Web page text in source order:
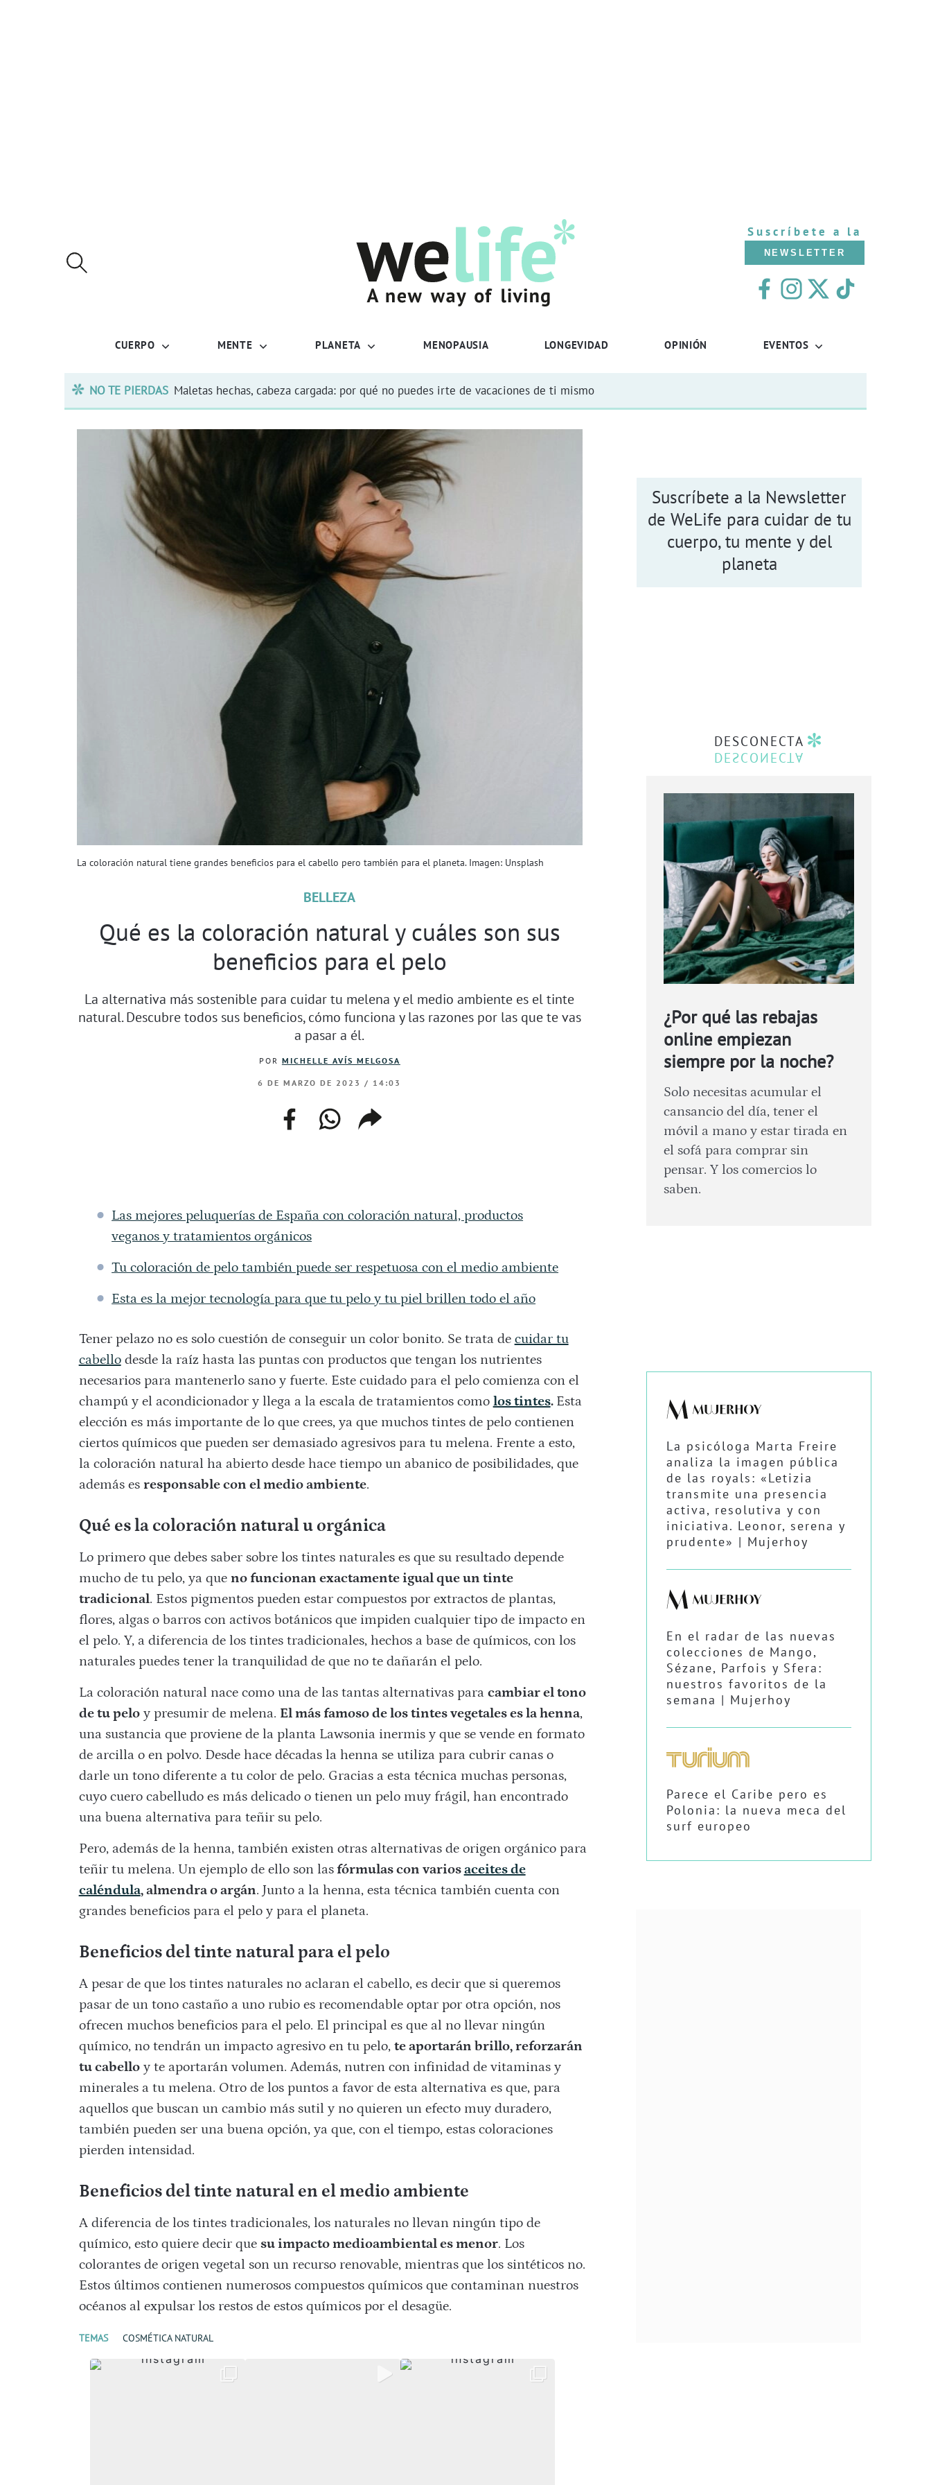
Suscríbete a la
NEWSLETTER
CUERPO MENTE PLANETA MENOPAUSIA LONGEVIDAD OPINIÓN EVENTOS
NO TE PIERDAS Maletas hechas, cabeza cargada: por qué no puedes irte de vacaciones de ti mismo
La coloración natural tiene grandes beneficios para el cabello pero también para el planeta. Imagen: Unsplash
BELLEZA
Qué es la coloración natural y cuáles son sus
beneficios para el pelo
La alternativa más sostenible para cuidar tu melena y el medio ambiente es el tinte
natural. Descubre todos sus beneficios, cómo funciona y las razones por las que te vas
a pasar a él.
POR MICHELLE AVÍS MELGOSA
6 DE MARZO DE 2023 / 14:03
facebookwhatsapp
web
copiar
enlace
Las mejores peluquerías de España con coloración natural, productos
veganos y tratamientos orgánicos
Tu coloración de pelo también puede ser respetuosa con el medio ambiente
Esta es la mejor tecnología para que tu pelo y tu piel brillen todo el año
Tener pelazo no es solo cuestión de conseguir un color bonito. Se trata de cuidar tu
cabellodesde la raíz hasta las puntas con productos que tengan los nutrientes
necesarios para mantenerlo sano y fuerte. Este cuidado para el pelo comienza con el
champú y el acondicionador y llega a la escala de tratamientos como los tintes. Esta
elección es más importante de lo que crees, ya que muchos tintes de pelo contienen
ciertos químicos que pueden ser demasiado agresivos para tu melena. Frente a esto,
la coloración natural ha abierto desde hace tiempo un abanico de posibilidades, que
además es responsable con el medio ambiente.
Qué es la coloración natural u orgánica
Lo primero que debes saber sobre los tintes naturales es que su resultado depende
mucho de tu pelo, ya que no funcionan exactamente igual que un tinte
tradicional. Estos pigmentos pueden estar compuestos por extractos de plantas,
flores, algas o barros con activos botánicos que impiden cualquier tipo de impacto en
el pelo. Y, a diferencia de los tintes tradicionales, hechos a base de químicos, con los
naturales puedes tener la tranquilidad de que no te dañarán el pelo.
La coloración natural nace como una de las tantas alternativas para cambiar el tono
de tu peloy presumir de melena. El más famoso de los tintes vegetales es la henna,
una sustancia que proviene de la planta Lawsonia inermis y que se vende en formato
de arcilla o en polvo. Desde hace décadas la henna se utiliza para cubrir canas o
darle un tono diferente a tu color de pelo. Gracias a esta técnica muchas personas,
cuyo cuero cabelludo es más delicado o tienen un pelo muy frágil, han encontrado
una buena alternativa para teñir su pelo.
Pero, además de la henna, también existen otras alternativas de origen orgánico para
teñir tu melena. Un ejemplo de ello son lasfórmulas con variosaceites de
caléndula, almendra o argán. Junto a la henna, esta técnica también cuenta con
grandes beneficios para el pelo y para el planeta.
Beneficios del tinte natural para el pelo
A pesar de que los tintes naturales no aclaran el cabello, es decir que si queremos
pasar de un tono castaño a uno rubio es recomendable optar por otra opción, nos
ofrecen muchos beneficios para el pelo. El principal es que al no llevar ningún
químico, no tendrán un impacto agresivo en tu pelo, te aportarán brillo, reforzarán
tu cabelloy te aportarán volumen. Además, nutren con infinidad de vitaminas y
minerales a tu melena. Otro de los puntos a favor de esta alternativa es que, para
aquellos que buscan un cambio más sutil y no quieren un efecto muy duradero,
también pueden ser una buena opción, ya que, con el tiempo, estas coloraciones
pierden intensidad.
Beneficios del tinte natural en el medio ambiente
A diferencia de los tintes tradicionales, los naturales no llevan ningún tipo de
químico, esto quiere decir que su impacto medioambiental es menor. Los
colorantes de origen vegetal son un recurso renovable, mientras que los sintéticos no.
Estos últimos contienen numerosos compuestos químicos que contaminan nuestros
océanos al expulsar los restos de estos químicos por el desagüe.
TEMAS COSMÉTICA NATURAL
Suscríbete a la Newsletter
de WeLife para cuidar de tu
cuerpo, tu mente y del
planeta
DESCONECTA
¿Por qué las rebajas
online empiezan
siempre por la noche?
Solo necesitas acumular el
cansancio del día, tener el
móvil a mano y estar tirada en
el sofá para comprar sin
pensar. Y los comercios lo
saben.
La psicóloga Marta Freire
analiza la imagen pública
de las royals: «Letizia
transmite una presencia
activa, resolutiva y con
iniciativa. Leonor, serena y
prudente» | Mujerhoy
En el radar de las nuevas
colecciones de Mango,
Sézane, Parfois y Sfera:
nuestros favoritos de la
semana | Mujerhoy
Parece el Caribe pero es
Polonia: la nueva meca del
surf europeo